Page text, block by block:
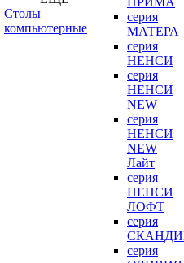
Столы
компьютерные
серия
МАТЕРА
серия
НЕНСИ
серия
НЕНСИ
NEW
серия
НЕНСИ
NEW
Лайт
серия
НЕНСИ
ЛОФТ
серия
серия